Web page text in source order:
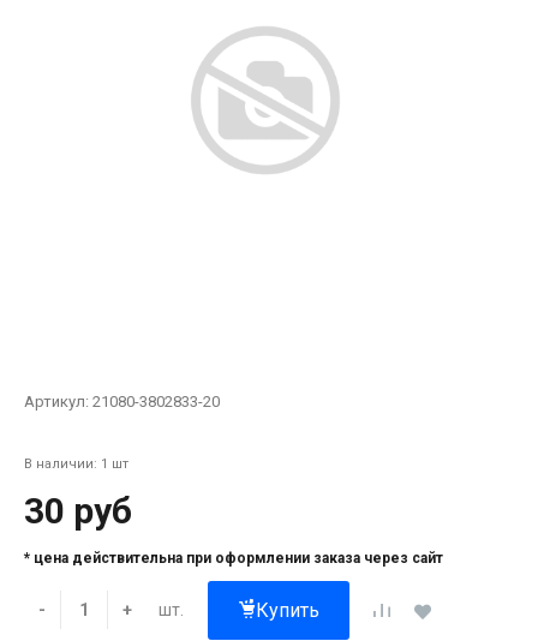
Артикул: 21080-3802833-20
В наличии: 1 шт
30 руб
* цена действительна при оформлении заказа через сайт
- + шт. Купить